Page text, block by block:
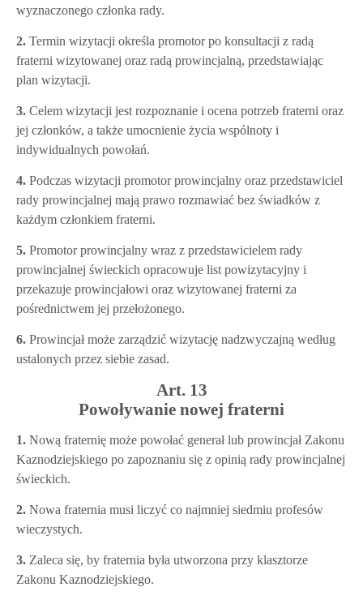
wyznaczonego członka rady.
2. Termin wizytacji określa promotor po konsultacji z radą
fraterni wizytowanej oraz radą prowincjalną, przedstawiając
plan wizytacji.
3. Celem wizytacji jest rozpoznanie i ocena potrzeb fraterni oraz
jej członków, a także umocnienie życia wspólnoty i
indywidualnych powołań.
4. Podczas wizytacji promotor prowincjalny oraz przedstawiciel
rady prowincjalnej mają prawo rozmawiać bez świadków z
każdym członkiem fraterni.
5. Promotor prowincjalny wraz z przedstawicielem rady
prowincjalnej świeckich opracowuje list powizytacyjny i
przekazuje prowincjałowi oraz wizytowanej fraterni za
pośrednictwem jej przełożonego.
6. Prowincjał może zarządzić wizytację nadzwyczajną według
ustalonych przez siebie zasad.
Art. 13
Powoływanie nowej fraterni
1. Nową fraternię może powołać generał lub prowincjał Zakonu
Kaznodziejskiego po zapoznaniu się z opinią rady prowincjalnej
świeckich.
2. Nowa fraternia musi liczyć co najmniej siedmiu profesów
wieczystych.
3. Zaleca się, by fraternia była utworzona przy klasztorze
Zakonu Kaznodziejskiego.